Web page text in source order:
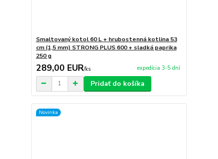
Smaltovaný kotol 60 L + hrubostenná kotlina 53
cm (1,5 mm) STRONG PLUS 600 + sladká paprika
250 g
289,00 EUR/ks expedícia 3-5 dní
Pridať do košíka
Novinka